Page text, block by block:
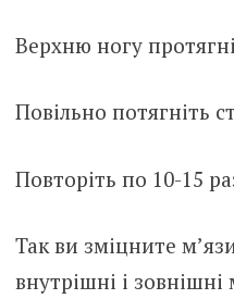
Верхню ногу
Повільно потягніть
Повторіть по 10-15
Так ви зміцните
внутрішні і зовнішні